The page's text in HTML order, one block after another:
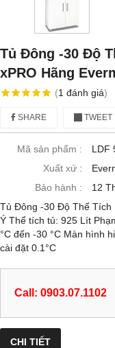
Tủ Đông -30 Độ
xPRO Hãng
(1 đánh giá)
SHARE TWEET
Mã sản phẩm :
LDF
Xuất xứ :
Bảo hành :
12
Tủ Đông -30 Độ Thể Tích
Ý Thể tích tủ: 925 Lít
°C đến -30 °C Màn hình
cài đặt 0.1°C
Call: 0903.07.1102
CHI TIẾT